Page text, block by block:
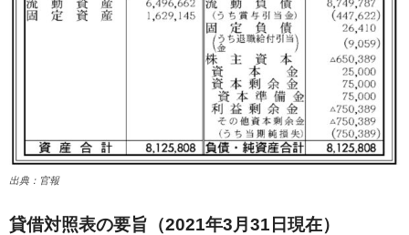
出典：官報
貸借対照表の要旨（2021年3月31日現在）